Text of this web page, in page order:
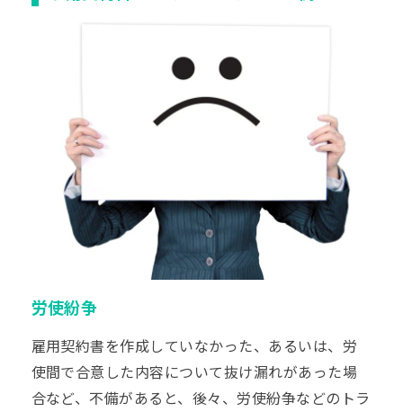
労使紛争
雇用契約書を作成していなかった、あるいは、労
使間で合意した内容について抜け漏れがあった場
合など、不備があると、後々、労使紛争などのトラ